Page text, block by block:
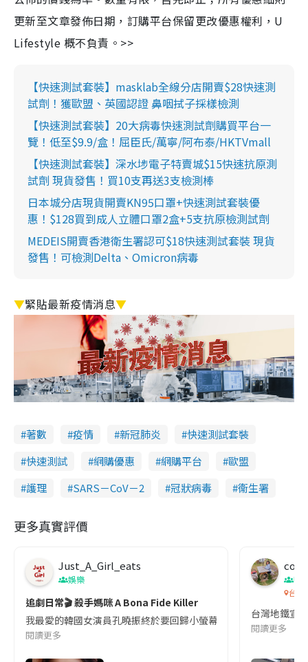
更新至文章發佈日期，訂購平台保留更改優惠權利，U
Lifestyle 概不負責。>>
【快速測試套裝】masklab全線分店開賣$28快速測
試劑！獲歐盟、英國認證 鼻咽拭子採樣檢測
【快速測試套裝】20大病毒快速測試劑購買平台一
覽！低至$9.9/盒！屈臣氏/萬寧/阿布泰/HKTVmall
【快速測試套裝】深水埗電子特賣城$15快速抗原測
試劑 現貨發售！買10支再送3支檢測棒
日本城分店現貨開賣KN95口罩+快速測試套裝優
惠！$128買到成人立體口罩2盒+5支抗原檢測試劑
MEDEIS開賣香港衛生署認可$18快速測試套裝 現貨
發售！可檢測Delta、Omicron病毒
▼緊貼最新疫情消息▼
著數 疫情 新冠肺炎
快速測試套裝
快速測試
網購優惠 網購平台
歐盟
護理
SARS－CoV－2 冠狀病毒 衞生署
更多真實評價
Just_A_Girl_eats
娛樂
追劇日常🎬 殺手媽咪 A Bona Fide Killer
我最愛的韓國女演員孔曉振終於要回歸小螢幕啦!這次的劇本改編
閱讀更多
co
吹
台灣
台灣地鐵宣
閱讀更多